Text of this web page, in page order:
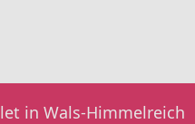
in Wals-Himmelreich